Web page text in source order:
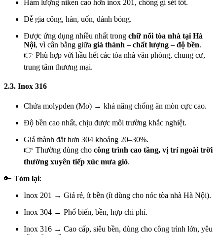
Hàm lượng niken cao hơn inox 201, chống gỉ sét tốt.
Dễ gia công, hàn, uốn, đánh bóng.
Được ứng dụng nhiều nhất trong chữ nổi tòa nhà tại Hà
Nội, vì cân bằng giữa giá thành – chất lượng – độ bền.
👉 Phù hợp với hầu hết các tòa nhà văn phòng, chung cư,
trung tâm thương mại.
2.3. Inox 316
Chứa molypden (Mo) → khả năng chống ăn mòn cực cao.
Độ bền cao nhất, chịu được môi trường khắc nghiệt.
Giá thành đắt hơn 304 khoảng 20–30%.
👉 Thường dùng cho công trình cao tầng, vị trí ngoài trời
thường xuyên tiếp xúc mưa gió.
🔑 Tóm lại:
Inox 201 → Giá rẻ, ít bền (ít dùng cho nóc tòa nhà Hà Nội).
Inox 304 → Phổ biến, bền, hợp chi phí.
Inox 316 → Cao cấp, siêu bền, dùng cho công trình lớn, yêu